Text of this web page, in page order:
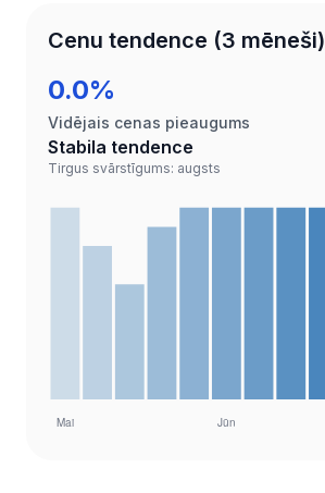
Cenu tendence (3 mēneši)
0.0%
Vidējais cenas pieaugums
Stabila tendence
Tirgus svārstīgums: augsts